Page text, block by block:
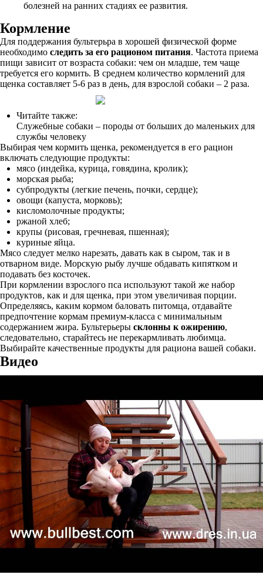
болезней на ранних стадиях ее развития.
Кормление
Для поддержания бультерьра в хорошей физической форме
необходимо следить за его рационом питания. Частота приема
пищи зависит от возраста собаки: чем он младше, тем чаще
требуется его кормить. В среднем количество кормлений для
щенка составляет 5-6 раз в день, для взрослой собаки – 2 раза.
Читайте также:
Служебные собаки – породы от больших до маленьких для
службы человеку
Выбирая чем кормить щенка, рекомендуется в его рацион
включать следующие продукты:
мясо (индейка, курица, говядина, кролик);
морская рыба;
субпродукты (легкие печень, почки, сердце);
овощи (капуста, морковь);
кисломолочные продукты;
ржаной хлеб;
крупы (рисовая, гречневая, пшенная);
куриные яйца.
Мясо следует мелко нарезать, давать как в сыром, так и в
отварном виде. Морскую рыбу лучше обдавать кипятком и
подавать без косточек.
При кормлении взрослого пса используют такой же набор
продуктов, как и для щенка, при этом увеличивая порции.
Определяясь, каким кормом баловать питомца, отдавайте
предпочтение кормам премиум-класса с минимальным
содержанием жира. Бультерьеры склонны к ожирению,
следовательно, старайтесь не перекармливать любимца.
Выбирайте качественные продукты для рациона вашей собаки.
Видео